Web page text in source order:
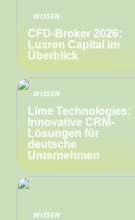
WISSEN
CFD-Broker 2026:
Luxren Capital im
Überblick
WISSEN
Lime Technologies:
Innovative CRM-
Lösungen für
deutsche
Unternehmen
WISSEN